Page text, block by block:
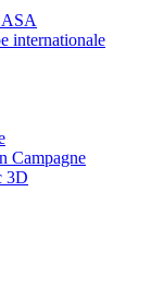
internationale
Campagne
3D